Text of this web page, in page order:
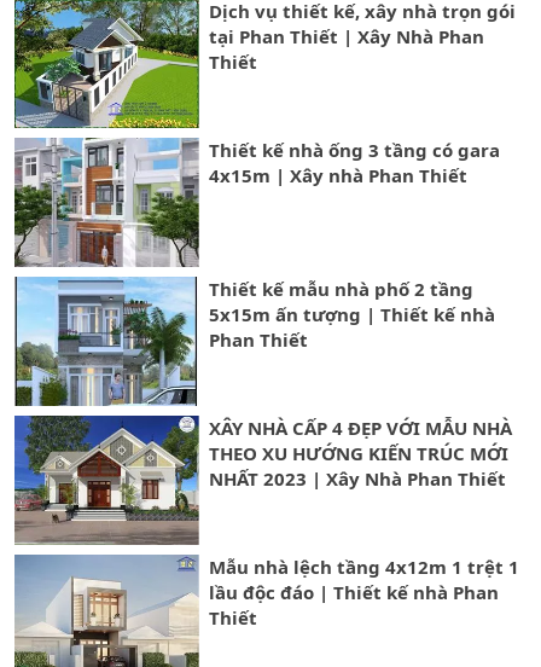
Dịch vụ thiết kế, xây nhà trọn gói
tại Phan Thiết | Xây Nhà Phan
Thiết
Thiết kế nhà ống 3 tầng có gara
4x15m | Xây nhà Phan Thiết
Thiết kế mẫu nhà phố 2 tầng
5x15m ấn tượng | Thiết kế nhà
Phan Thiết
XÂY NHÀ CẤP 4 ĐẸP VỚI MẪU NHÀ
THEO XU HƯỚNG KIẾN TRÚC MỚI
NHẤT 2023 | Xây Nhà Phan Thiết
Mẫu nhà lệch tầng 4x12m 1 trệt 1
lầu độc đáo | Thiết kế nhà Phan
Thiết